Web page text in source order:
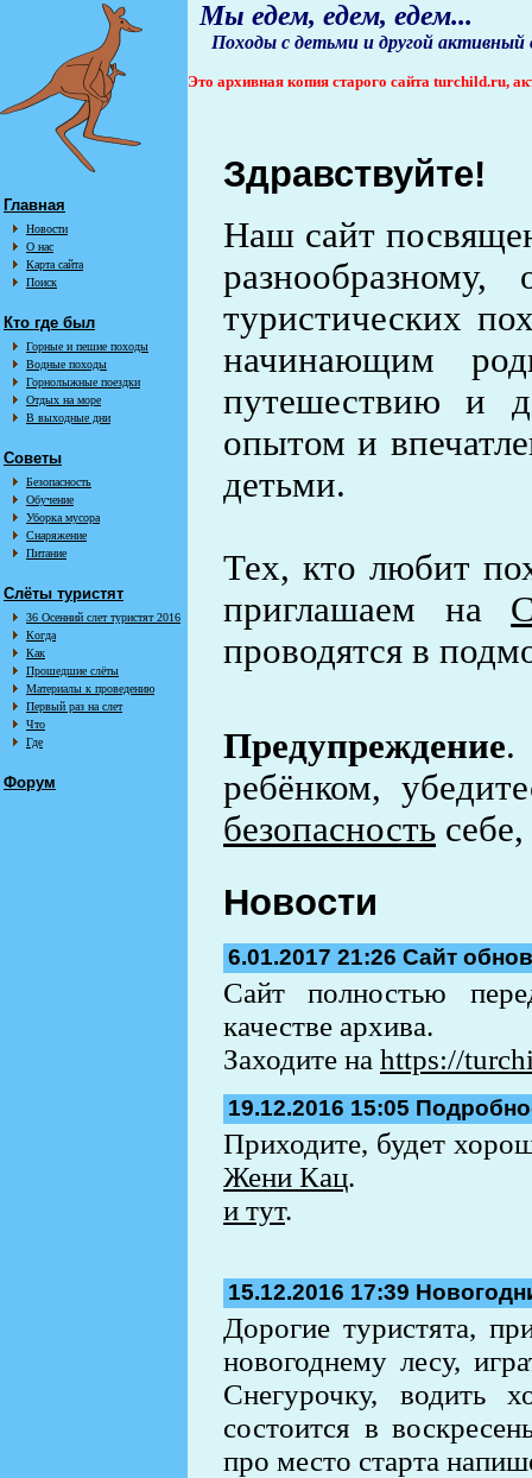
Главная
Новости
О нас
Карта сайта
Поиск
Кто где был
Горные и пешие походы
Водные походы
Горнолыжные поездки
Отдых на море
В выходные дни
Советы
Безопасность
Обучение
Уборка мусора
Снаряжение
Питание
Слёты туристят
36 Осенний слет туристят 2016
Когда
Как
Прошедшие слёты
Материалы к проведению
Первый раз на слет
Что
Где
Форум
Мы едем, едем, едем...
Походы с детьми и другой
Это архивная копия старого сайта turchild.ru,
Здравствуйте!
Наш сайт
туристических
начинающим
путешествию и
опытом и
детьми.
Тех, кто любит
приглашаем на
проводятся в
Предупреждение.
ребёнком,
безопасность
Новости
6.01.2017 21:26 Сайт
Сайт полностью
качестве архива.
Заходите на https://
19.12.2016 15:05
Приходите, будет
Жени Кац.
и тут.
15.12.2016 17:39
Дорогие туристята,
новогоднему лесу,
Снегурочку, водить
состоится в
про место старта